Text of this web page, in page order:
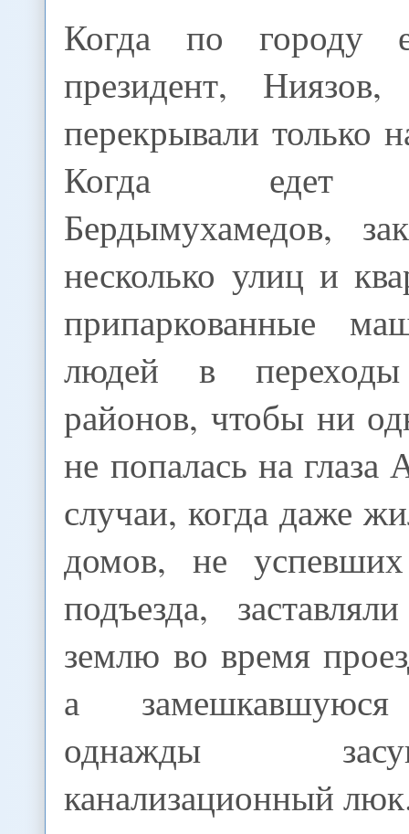
Когда по городу
президент,
перекрывали только
Когда едет
Бердымухамедов,
несколько улиц и
припаркованные
людей в
районов, чтобы ни
не попалась на глаза
случаи, когда даже
домов, не
подъезда,
землю во время
а
однажды
канализационный